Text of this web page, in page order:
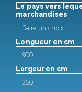
Le pays vers
marchandises
Longueur en cm
Largeur en cm